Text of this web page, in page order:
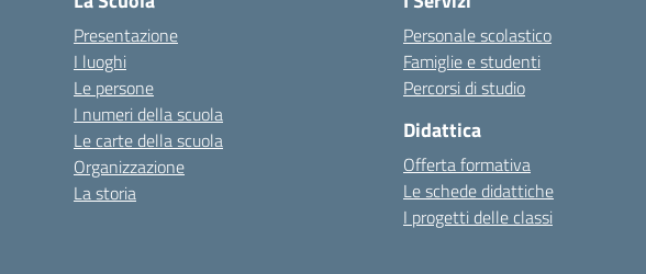
Presentazione
I luoghi
Le persone
I numeri della scuola
Le carte della scuola
Organizzazione
La storia
Personale scolastico
Famiglie e studenti
Percorsi di studio
Didattica
Offerta formativa
Le schede didattiche
I progetti delle classi